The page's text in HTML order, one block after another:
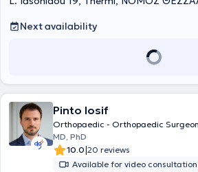
Next availability
Pinto Iosif
Orthopaedic - Orthopaedic Surgeon
MD, PhD
10.0|20 reviews
Available for video consultation